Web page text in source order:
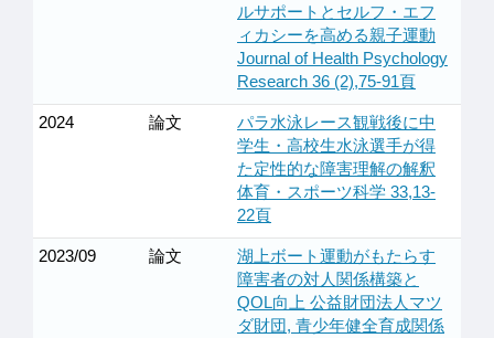
ルサポートとセルフ・エフ
ィカシーを高める親子運動
Journal of Health Psychology
Research 36 (2),75-91頁
2024 論文
パラ水泳レース観戦後に中
学生・高校生水泳選手が得
た定性的な障害理解の解釈
体育・スポーツ科学 33,13-
22頁
2023/09 論文
湖上ボート運動がもたらす
障害者の対人関係構築と
QOL向上 公益財団法人マツ
ダ財団, 青少年健全育成関係